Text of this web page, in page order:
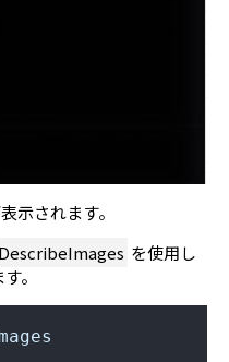
示されます。
DescribeImages を使用し
。